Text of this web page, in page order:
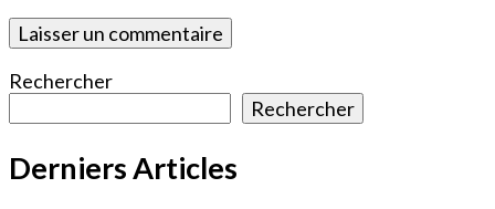
Rechercher
Rechercher
Derniers Articles